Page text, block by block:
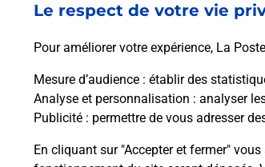
Le respect de votre vie
Pour améliorer votre expérience, La
Mesure d’audience : établir des
Analyse et personnalisation : analyser
Publicité : permettre de vous adresser
En cliquant sur "Accepter et fermer"
En savoir plus